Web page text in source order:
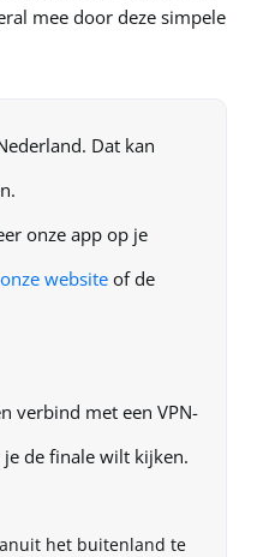
mee door deze simpele
. Dat kan
onze app op je
websiteof de
verbind met een VPN-
de finale wilt kijken.
het buitenland te